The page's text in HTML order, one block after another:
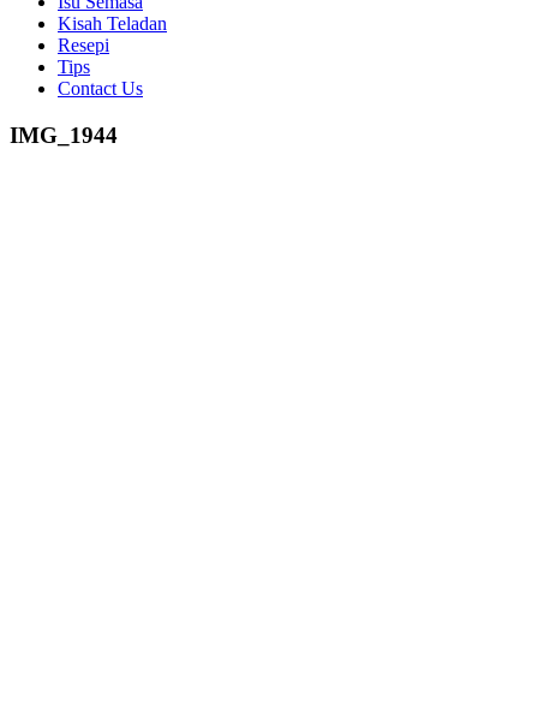
Kisah Teladan
Resepi
Tips
Contact Us
IMG_1944